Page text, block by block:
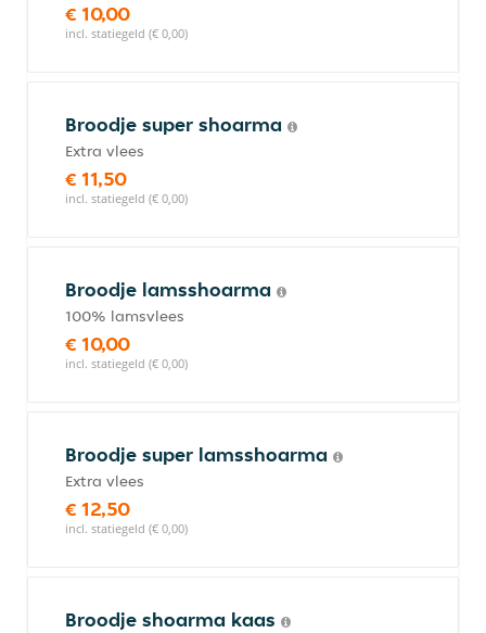
€ 10,00
incl. statiegeld (€ 0,00)
Broodje super shoarma
Extra vlees
€ 11,50
incl. statiegeld (€ 0,00)
Broodje lamsshoarma
100% lamsvlees
€ 10,00
incl. statiegeld (€ 0,00)
Broodje super lamsshoarma
Extra vlees
€ 12,50
incl. statiegeld (€ 0,00)
Broodje shoarma kaas